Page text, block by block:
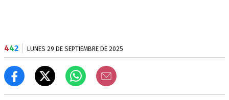
442 LUNES 29 DE SEPTIEMBRE DE 2025